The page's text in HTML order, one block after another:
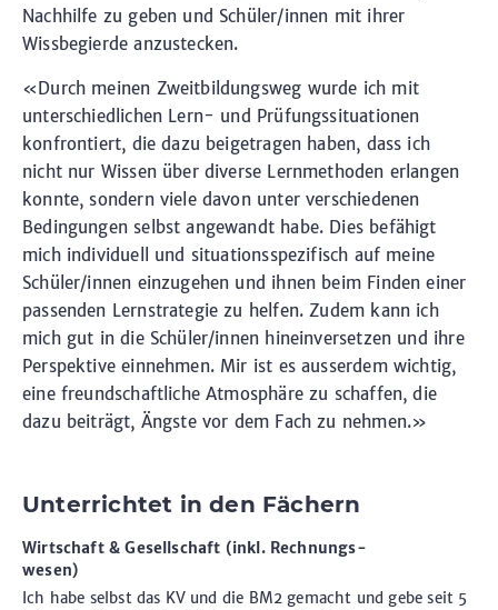
Nachhilfe zu geben und Schüler/innen mit ihrer
Wissbegierde anzustecken.
«Durch meinen Zweitbildungsweg wurde ich mit
unterschiedlichen Lern- und Prüfungssituationen
konfrontiert, die dazu beigetragen haben, dass ich
nicht nur Wissen über diverse Lernmethoden erlangen
konnte, sondern viele davon unter verschiedenen
Bedingungen selbst angewandt habe. Dies befähigt
mich individuell und situationsspezifisch auf meine
Schüler/innen einzugehen und ihnen beim Finden einer
passenden Lernstrategie zu helfen. Zudem kann ich
mich gut in die Schüler/innen hineinversetzen und ihre
Perspektive einnehmen. Mir ist es ausserdem wichtig,
eine freundschaftliche Atmosphäre zu schaffen, die
dazu beiträgt, Ängste vor dem Fach zu nehmen.»
Unterrichtet in den Fächern
Wirtschaft & Gesellschaft (inkl. Rechnungs-
wesen)
Ich habe selbst das KV und die BM2 gemacht und gebe seit 5